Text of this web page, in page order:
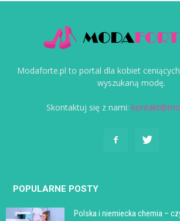
Modaforte.pl to portal dla kobiet
wyszukaną modę.
Skontaktuj się z nami:
POPULARNE POSTY
Polska i niemiecka chemia –